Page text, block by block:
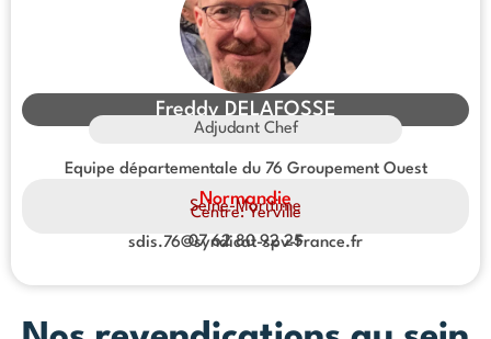
Freddy DELAFOSSE
Adjudant Chef
Equipe départementale du 76 Groupement Ouest
Normandie
Seine-Maritime
Centre: Yerville
07 62 80 92 25
sdis.76@syndicat-spv-France.fr